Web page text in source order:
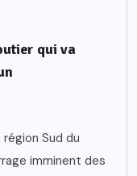
qui va
Sud du
imminent des